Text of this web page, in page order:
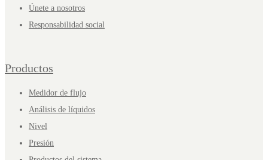
Únete a nosotros
Responsabilidad social
Productos
Medidor de flujo
Análisis de líquidos
Nivel
Presión